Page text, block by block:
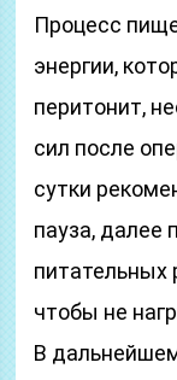
Процесс
энергии,
перитонит,
сил после
сутки
пауза, далее
питательных
чтобы не
В